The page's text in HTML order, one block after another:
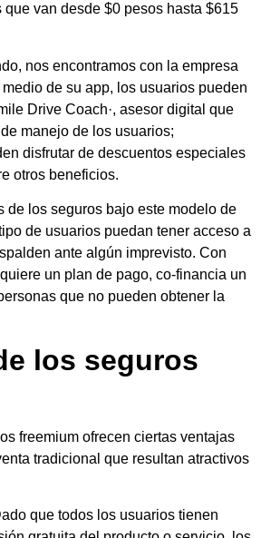
van desde $0 pesos hasta $615
nos encontramos con la empresa
medio de su app, los usuarios pueden
Drive Coach·, asesor digital que
manejo de los usuarios;
disfrutar de descuentos especiales
otros beneficios.
de los seguros bajo este modelo de
de usuarios puedan tener acceso a
ante algún imprevisto. Con
un plan de pago, co-financia un
que no pueden obtener la
los seguros
freemium ofrecen ciertas ventajas
tradicional que resultan atractivos
que todos los usuarios tienen